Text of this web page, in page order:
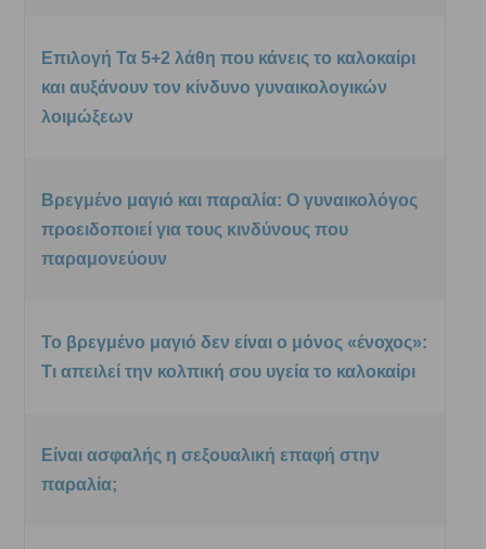
Επιλογή Τα 5+2 λάθη που κάνεις το καλοκαίρι
και αυξάνουν τον κίνδυνο γυναικολογικών
λοιμώξεων
Βρεγμένο μαγιό και παραλία: Ο γυναικολόγος
προειδοποιεί για τους κινδύνους που
παραμονεύουν
Το βρεγμένο μαγιό δεν είναι ο μόνος «ένοχος»:
Τι απειλεί την κολπική σου υγεία το καλοκαίρι
Είναι ασφαλής η σεξουαλική επαφή στην
παραλία;